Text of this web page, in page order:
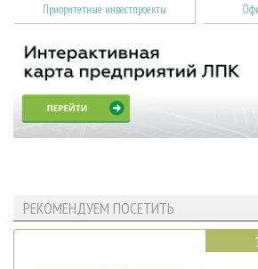
Приоритетные инвестпроекты
РЕКОМЕНДУЕМ ПОСЕТИТЬ